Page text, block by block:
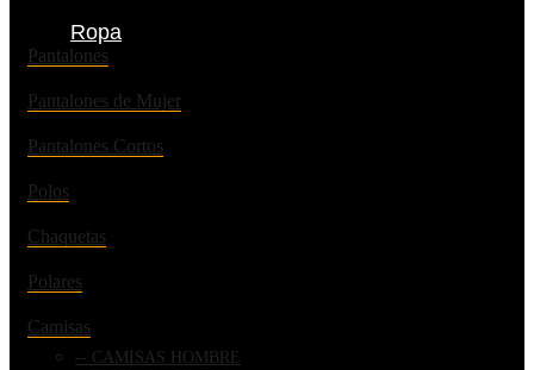
Ropa
Pantalones
Pantalones de Mujer
Pantalones Cortos
Polos
Chaquetas
Polares
Camisas
CAMISAS HOMBRE